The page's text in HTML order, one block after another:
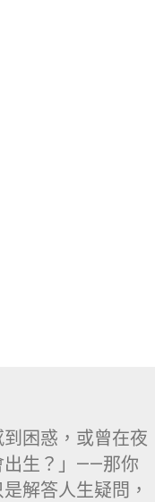
困惑，或曾在夜
出生？」——那你
解答人生疑問，